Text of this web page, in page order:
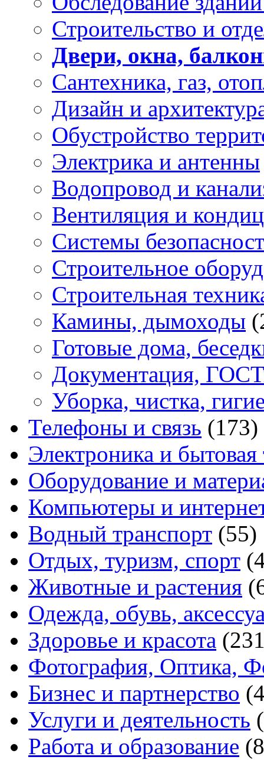
Строительство и
Двери, окна,
Сантехника, газ,
Дизайн и
Обустройство
Электрика и антенны
Водопровод и
Вентиляция и
Системы
Строительное
Строительная
Камины, дымоходы
Готовые дома,
Документация,
Уборка, чистка,
Телефоны и связь (173)
Электроника и бытовая
Оборудование и
Компьютеры и
Водный транспорт (55)
Отдых, туризм, спорт
Животные и растения
Одежда, обувь,
Здоровье и красота
Фотография, Оптика,
Бизнес и партнерство
Услуги и деятельность
Работа и образование